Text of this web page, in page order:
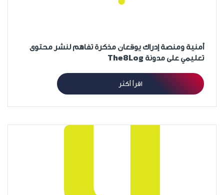
أمنية ومنصة إدراك يوقعان مذكرة تفاهم لنشر محتوى
تعليمي على مدونة The8Log
اقرأ أكثر